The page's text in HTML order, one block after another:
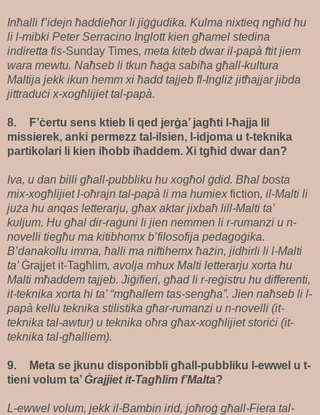
Inħalli f’idejn ħaddieħor li jiġġudika. Kulma nixtieq ngħid hu
li l-mibki Peter Serracino Inglott kien għamel stedina
indiretta fis-Sunday Times, meta kiteb dwar il-papà ftit jiem
wara mewtu. Naħseb li tkun ħaġa sabiħa għall-kultura
Maltija jekk ikun hemm xi ħadd tajjeb fl-Ingliż jitħajjar jibda
jittraduċi x-xogħlijiet tal-papà.
F’ċertu sens ktieb li qed jerġa’ jagħti l-ħajja lil
missierek, anki permezz tal-ilsien, l-idjoma u t-teknika
partikolari li kien iħobb iħaddem. Xi tgħid dwar dan?
Iva, u dan billi għall-pubbliku hu xogħol ġdid. Bħal bosta
mix-xogħlijiet l-oħrajn tal-papà li ma humiex fiction, il-Malti li
juża hu anqas letterarju, għax aktar jixbaħ lill-Malti ta’
kuljum. Hu għal dir-raġuni li jien nemmen li r-rumanzi u n-
novelli tiegħu ma kitibhomx b’filosofija pedagoġika.
B’danakollu imma, ħalli ma niftihemx ħażin, jidhirli li l-Malti
ta’Ġrajjet it-Tagħlim, avolja mhux Malti letterarju xorta hu
Malti mħaddem tajjeb. Jiġifieri, għad li r-reġistru hu differenti,
it-teknika xorta hi ta’ “mgħallem tas-sengħa”. Jien naħseb li l-
papà kellu teknika stilistika għar-rumanzi u n-novelli (it-
teknika tal-awtur) u teknika oħra għax-xogħlijiet storiċi (it-
teknika tal-għalliem).
Meta se jkunu disponibbli għall-pubbliku l-ewwel u t-
tieni volum ta’Ġrajjiet it-Tagħlim f’Malta?
L-ewwel volum, jekk il-Bambin irid, joħroġ għall-Fiera tal-